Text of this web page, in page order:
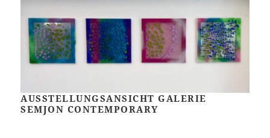
AUSSTELLUNGSANSICHT GALERIE
SEMJON CONTEMPORARY